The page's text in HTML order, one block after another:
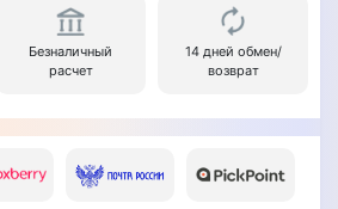
Безналичный
расчет
14 дней обмен/
возврат